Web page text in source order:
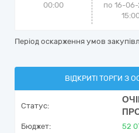
00:00
по 16-
Період оскарження умов
ВІДКРИТІ ТОРГИ З
Статус:
Бюджет: 52